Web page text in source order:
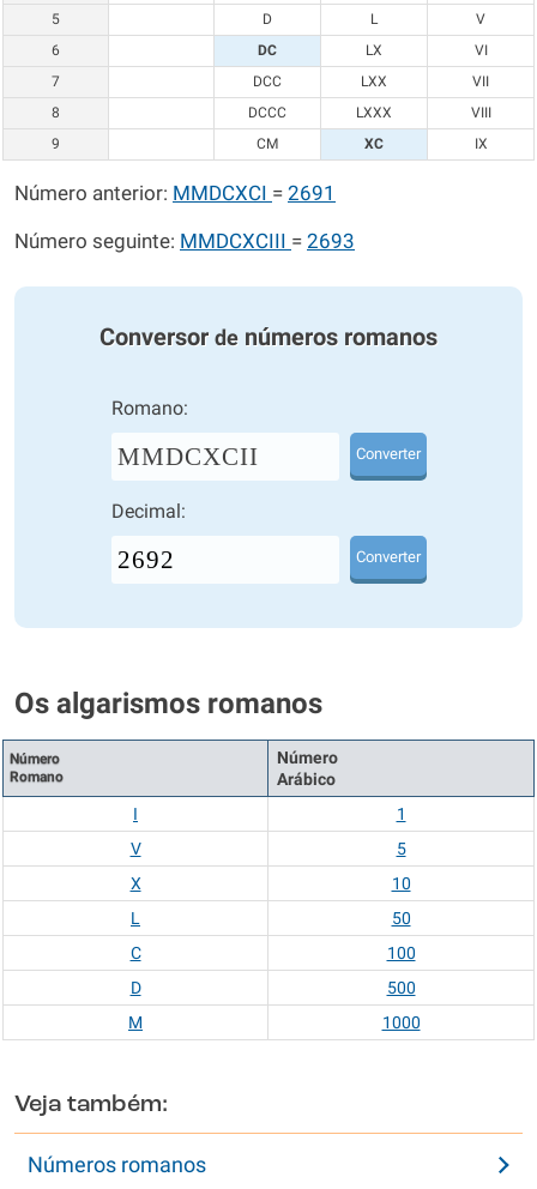
5
D L
V
6
DC LX
VI
7
DCC LXX
VII
8
DCCC LXXX
VIII
9
CM XC IX
Número anterior: MMDCXCI = 2691
Número seguinte: MMDCXCIII = 2693
Conversor de números romanos
Romano:
MMDCXCII Converter
Decimal:
Converter
Os algarismos romanos
Número
Romano
Número
Arábico
I
1
V
5
X
10
L
50
C
100
D
500
M
1000
Veja também:
Números romanos